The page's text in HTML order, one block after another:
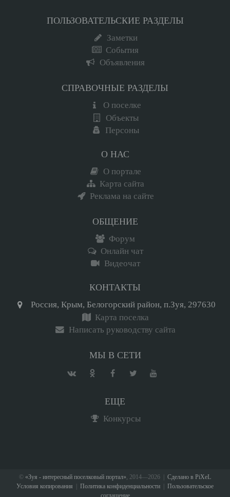
ПОЛЬЗОВАТЕЛЬСКИЕ РАЗДЕЛЫ
Заметки
События
Объявления
СПРАВОЧНЫЕ РАЗДЕЛЫ
О поселке
Объекты
Персоны
О НАС
О портале
Карта сайта
Реклама на сайте
ОБЩЕНИЕ
Форум
Онлайн чат
Видеочат
КОНТАКТЫ
Россия, Крым, Белогорский район, п.Зуя, 297630
Карта поселка
Написать руководству сайта
МЫ В СЕТИ
ЕЩЕ
Конкурсы
© «Зуя - интересный поселковый портал», 2014—2026 | Сделано в PiXeL
Условия копирования
Политика конфиденциальности
Пользовательское